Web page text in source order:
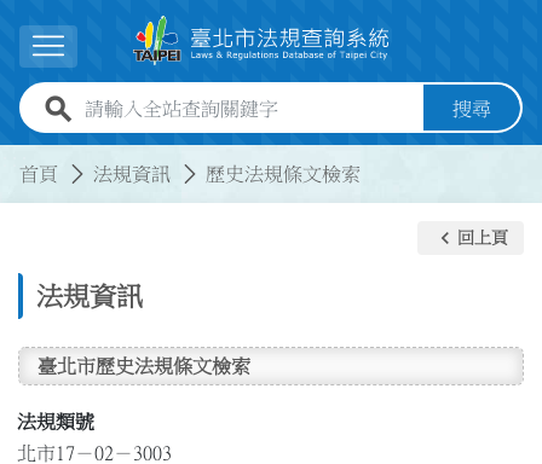
展開選單
全站查詢關鍵字欄位 搜尋
首頁 法規資訊 歷史法規條文檢索
法規資訊
keyboard_arrow_left 回上頁
臺北市歷史法規條文檢索
法規類號
北市17－02－3003